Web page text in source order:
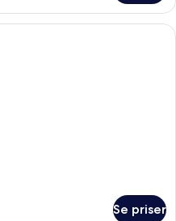
Minibar, safe på rommet, skrivebord
Se priser